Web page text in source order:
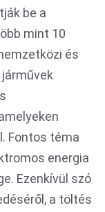
be a
mint 10
és
Fontos téma
energia
Ezenkívül szó
a töltés